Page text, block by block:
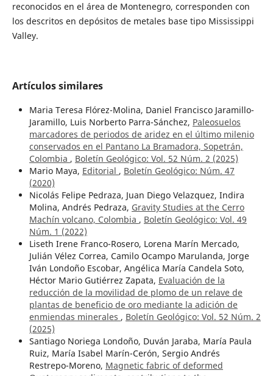
reconocidos en el área de Montenegro, corresponden con
los descritos en depósitos de metales base tipo Mississippi
Valley.
Artículos similares
Maria Teresa Flórez-Molina, Daniel Francisco Jaramillo-
Jaramillo, Luis Norberto Parra-Sánchez, Paleosuelos
marcadores de periodos de aridez en el último milenio
conservados en el Pantano La Bramadora, Sopetrán,
Colombia , Boletín Geológico: Vol. 52 Núm. 2 (2025)
Mario Maya, Editorial , Boletín Geológico: Núm. 47
(2020)
Nicolás Felipe Pedraza, Juan Diego Velazquez, Indira
Molina, Andrés Pedraza, Gravity Studies at the Cerro
Machín volcano, Colombia , Boletín Geológico: Vol. 49
Núm. 1 (2022)
Liseth Irene Franco-Rosero, Lorena Marín Mercado,
Julián Vélez Correa, Camilo Ocampo Marulanda, Jorge
Iván Londoño Escobar, Angélica María Candela Soto,
Héctor Mario Gutiérrez Zapata, Evaluación de la
reducción de la movilidad de plomo de un relave de
plantas de beneficio de oro mediante la adición de
enmiendas minerales , Boletín Geológico: Vol. 52 Núm. 2
(2025)
Santiago Noriega Londoño, Duván Jaraba, María Paula
Ruiz, María Isabel Marín-Cerón, Sergio Andrés
Restrepo-Moreno, Magnetic fabric of deformed